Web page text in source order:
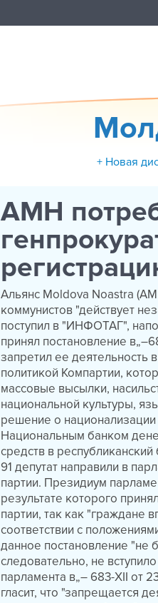
+ Новая
АМН
Альянс Moldova Noastra
коммунистов "действует
поступил в "ИНФОТАГ",
принял постановление
запретил ее деятельность
политикой Компартии,
массовые высылки,
национальной культуры,
решение о
Национальным банком
средств в
91 депутат направили в
партии. Президиум
результате которого
партии, так как "граждане
соответствии с
данное постановление "не
следовательно, не
парламента в„– 683-XII от
гласит, что "запрещается